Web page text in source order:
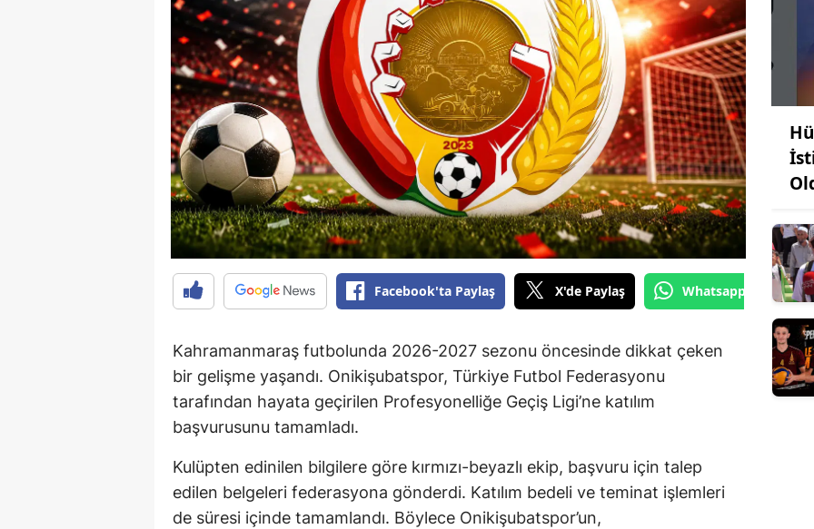
Facebook'ta Paylaş X'de Paylaş Whatsapp'tan
Kahramanmaraş futbolunda 2026-2027 sezonu öncesinde dikkat çeken
bir gelişme yaşandı. Onikişubatspor, Türkiye Futbol Federasyonu
tarafından hayata geçirilen Profesyonelliğe Geçiş Ligi’ne katılım
başvurusunu tamamladı.
Kulüpten edinilen bilgilere göre kırmızı-beyazlı ekip, başvuru için talep
edilen belgeleri federasyona gönderdi. Katılım bedeli ve teminat işlemleri
de süresi içinde tamamlandı. Böylece Onikişubatspor’un,